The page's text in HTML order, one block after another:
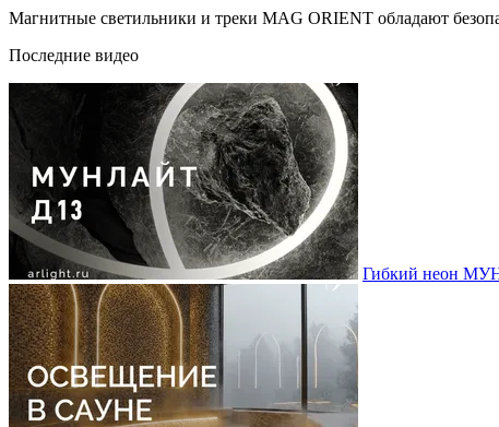
Магнитные светильники и треки MAG ORIENT обладают
Последние видео
Гибкий неон